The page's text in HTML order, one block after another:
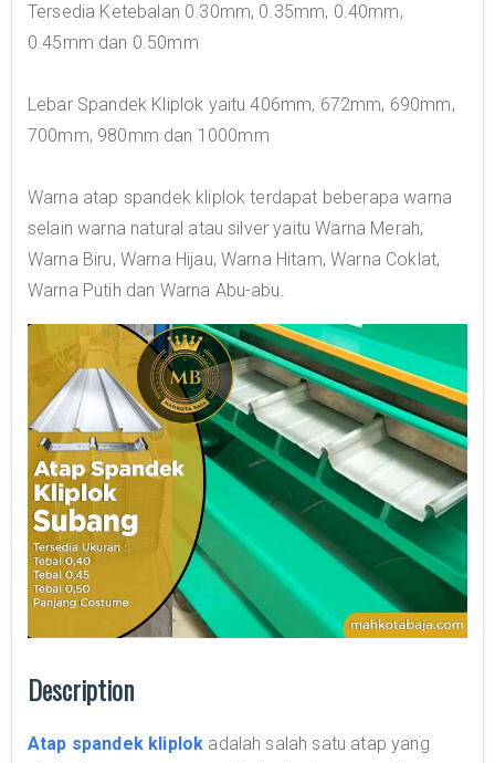
Tersedia Ketebalan 0.30mm, 0.35mm, 0.40mm,
0.45mm dan 0.50mm
Lebar Spandek Kliplok yaitu 406mm, 672mm, 690mm,
700mm, 980mm dan 1000mm
Warna atap spandek kliplok terdapat beberapa warna
selain warna natural atau silver yaitu Warna Merah,
Warna Biru, Warna Hijau, Warna Hitam, Warna Coklat,
Warna Putih dan Warna Abu-abu.
Description
Atap spandek kliplok adalah salah satu atap yang